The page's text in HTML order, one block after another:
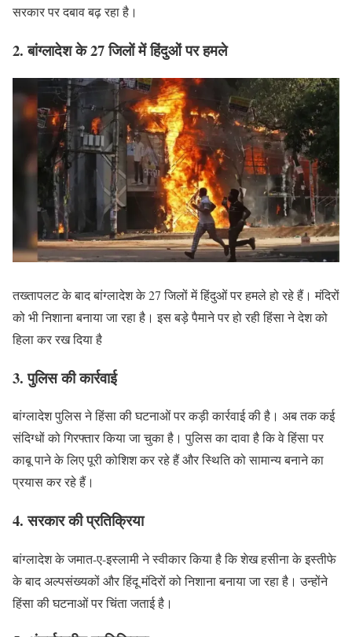
सरकार पर दबाव बढ़ रहा है।
2.बांग्लादेश के 27 जिलों में हिंदुओं पर हमले
तख्तापलट के बाद बांग्लादेश के 27 जिलों में हिंदुओं पर हमले हो रहे हैं। मंदिरों
को भी निशाना बनाया जा रहा है। इस बड़े पैमाने पर हो रही हिंसा ने देश को
हिला कर रख दिया है
3. पुलिस की कार्रवाई
बांग्लादेश पुलिस ने हिंसा की घटनाओं पर कड़ी कार्रवाई की है। अब तक कई
संदिग्धों को गिरफ्तार किया जा चुका है। पुलिस का दावा है कि वे हिंसा पर
काबू पाने के लिए पूरी कोशिश कर रहे हैं और स्थिति को सामान्य बनाने का
प्रयास कर रहे हैं।
4. सरकार की प्रतिक्रिया
बांग्लादेश के जमात-ए-इस्लामी ने स्वीकार किया है कि शेख हसीना के इस्तीफे
के बाद अल्पसंख्यकों और हिंदू मंदिरों को निशाना बनाया जा रहा है। उन्होंने
हिंसा की घटनाओं पर चिंता जताई है।